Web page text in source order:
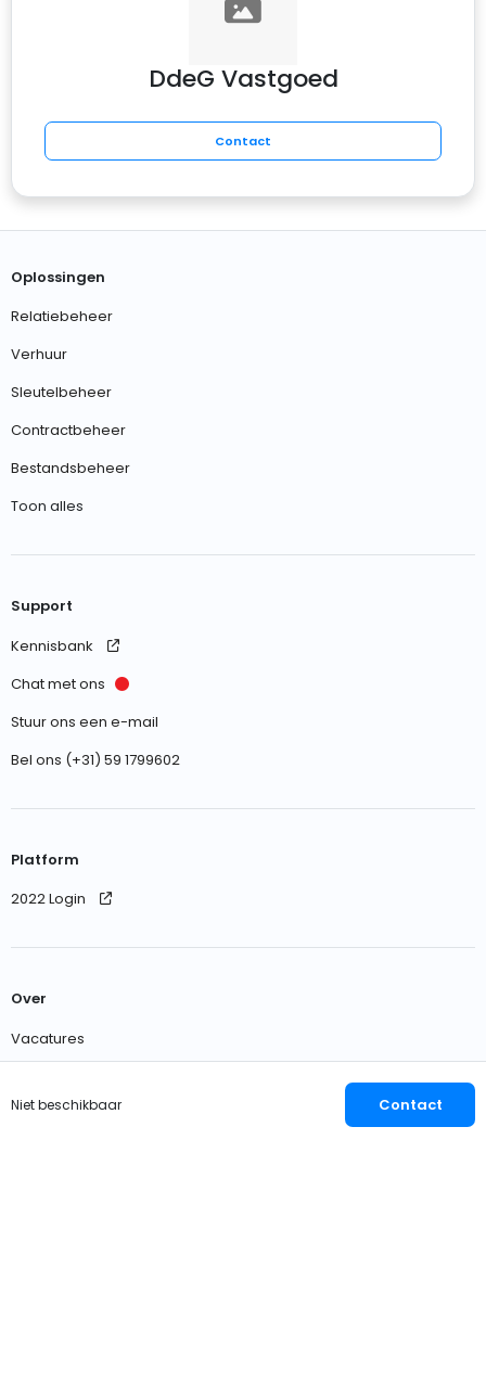
DdeG Vastgoed
Contact
Niet beschikbaar Contact
Oplossingen
Relatiebeheer
Verhuur
Sleutelbeheer
Contractbeheer
Bestandsbeheer
Toon alles
Support
Kennisbank
Chat met ons
Stuur ons een e-mail
Bel ons (+31) 59 1799602
Platform
2022 Login
Over
Vacatures